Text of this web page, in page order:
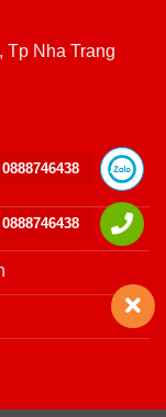
Tp Nha Trang
0888746438
0888746438